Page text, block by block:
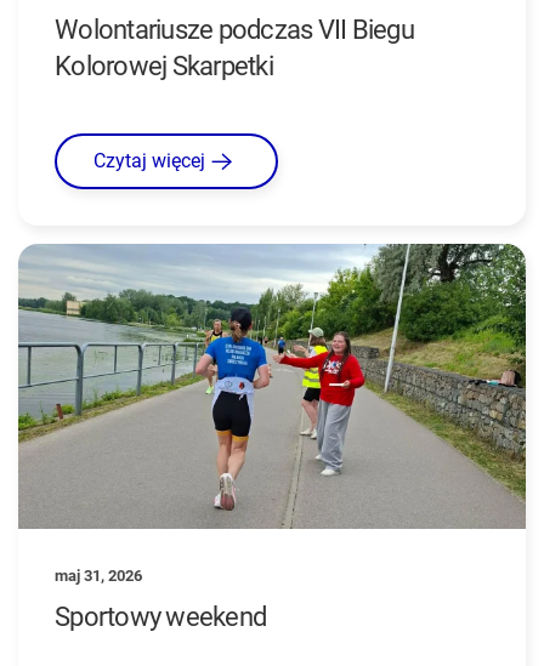
Wolontariusze podczas VII Biegu
Kolorowej Skarpetki
Czytaj więcej
maj 31, 2026
Sportowy weekend